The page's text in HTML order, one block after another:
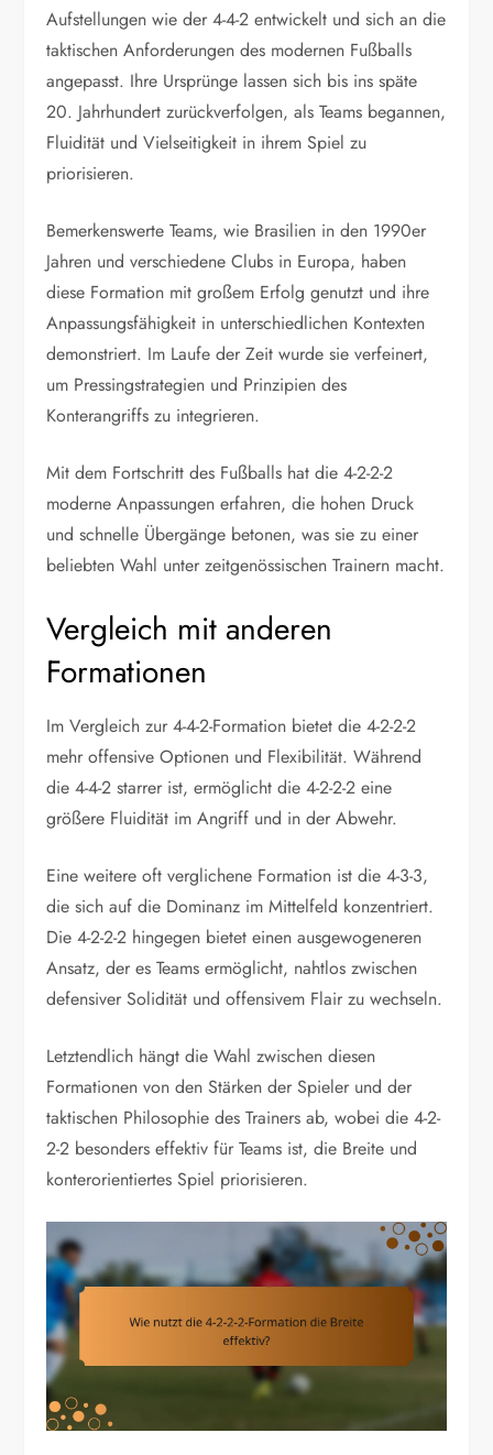
Aufstellungen wie der 4-4-2 entwickelt und sich an die
taktischen Anforderungen des modernen Fußballs
angepasst. Ihre Ursprünge lassen sich bis ins späte
20. Jahrhundert zurückverfolgen, als Teams begannen,
Fluidität und Vielseitigkeit in ihrem Spiel zu
priorisieren.
Bemerkenswerte Teams, wie Brasilien in den 1990er
Jahren und verschiedene Clubs in Europa, haben
diese Formation mit großem Erfolg genutzt und ihre
Anpassungsfähigkeit in unterschiedlichen Kontexten
demonstriert. Im Laufe der Zeit wurde sie verfeinert,
um Pressingstrategien und Prinzipien des
Konterangriffs zu integrieren.
Mit dem Fortschritt des Fußballs hat die 4-2-2-2
moderne Anpassungen erfahren, die hohen Druck
und schnelle Übergänge betonen, was sie zu einer
beliebten Wahl unter zeitgenössischen Trainern macht.
Vergleich mit anderen
Formationen
Im Vergleich zur 4-4-2-Formation bietet die 4-2-2-2
mehr offensive Optionen und Flexibilität. Während
die 4-4-2 starrer ist, ermöglicht die 4-2-2-2 eine
größere Fluidität im Angriff und in der Abwehr.
Eine weitere oft verglichene Formation ist die 4-3-3,
die sich auf die Dominanz im Mittelfeld konzentriert.
Die 4-2-2-2 hingegen bietet einen ausgewogeneren
Ansatz, der es Teams ermöglicht, nahtlos zwischen
defensiver Solidität und offensivem Flair zu wechseln.
Letztendlich hängt die Wahl zwischen diesen
Formationen von den Stärken der Spieler und der
taktischen Philosophie des Trainers ab, wobei die 4-2-
2-2 besonders effektiv für Teams ist, die Breite und
konterorientiertes Spiel priorisieren.